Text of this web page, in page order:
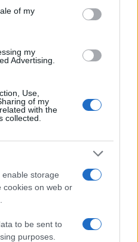
of my
my
Advertising.
Use,
of my
with the
collected.
storage
cookies on web or
to be sent to
purposes.